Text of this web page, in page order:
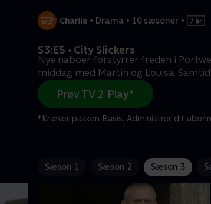
• Drama • 10 sæsoner •
S3:E5 • City Slickers
Nye naboer forstyrrer freden i
middag med Martin og Louisa.
Prøv TV 2 Play*
*Kræver pakken Basis. Administrer dit
Sæson 1 Sæson 2 Sæson 3